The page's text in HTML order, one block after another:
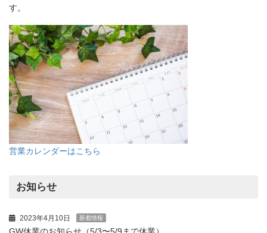
す。
営業カレンダーはこちら
お知らせ
2023年4月10日 新着情報